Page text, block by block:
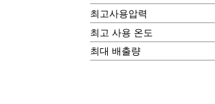
최고사용압력
최고 사용 온도
최대 배출량